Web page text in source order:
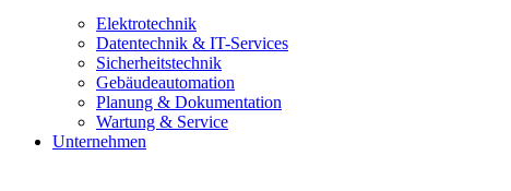
Elektrotechnik
Datentechnik & IT-Services
Sicherheitstechnik
Gebäudeautomation
Planung & Dokumentation
Wartung & Service
Unternehmen